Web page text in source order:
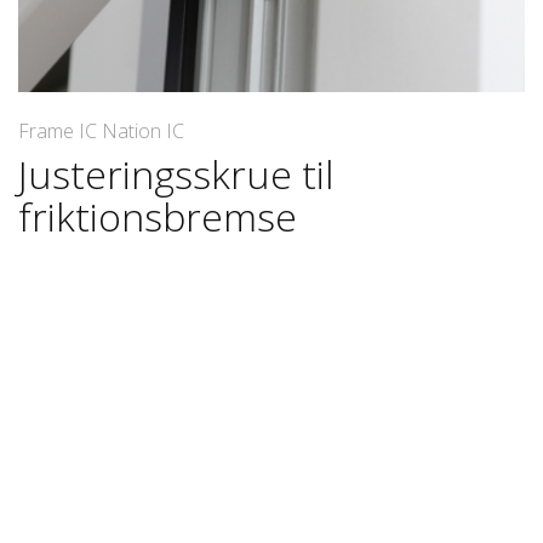
Frame IC Nation IC
Justeringsskrue til
friktionsbremse